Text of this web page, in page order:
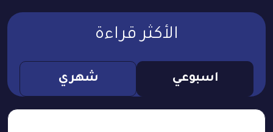
الأكثر قراءة
اسبوعي شهري